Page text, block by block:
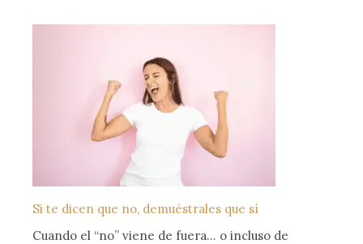
Si te dicen que no, demuéstrales que sí
Cuando el “no” viene de fuera… o incluso de